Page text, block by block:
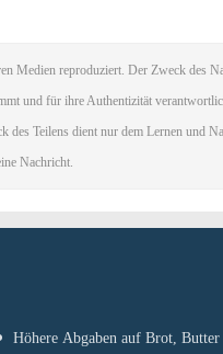
Medien reproduziert. Der Zweck des
und für ihre Authentizität
Teilens dient nur dem Lernen und
Nachricht.
Höhere Abgaben auf Brot,